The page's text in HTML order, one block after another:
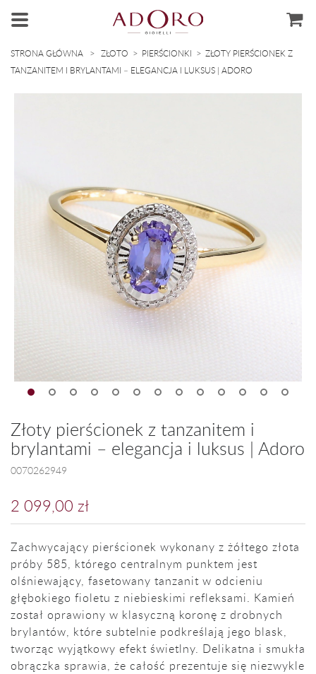
STRONA GŁÓWNA > ZŁOTO > PIERŚCIONKI > ZŁOTY PIERŚCIONEK Z
TANZANITEM I BRYLANTAMI – ELEGANCJA I LUKSUS | ADORO
Złoty pierścionek z tanzanitem i
brylantami – elegancja i luksus | Adoro
0070262949
2 099,00 zł
Zachwycający pierścionek wykonany z żółtego złota
próby 585, którego centralnym punktem jest
olśniewający, fasetowany tanzanit w odcieniu
głębokiego fioletu z niebieskimi refleksami. Kamień
został oprawiony w klasyczną koronę z drobnych
brylantów, które subtelnie podkreślają jego blask,
tworząc wyjątkowy efekt świetlny. Delikatna i smukła
obrączka sprawia, że całość prezentuje się niezwykle